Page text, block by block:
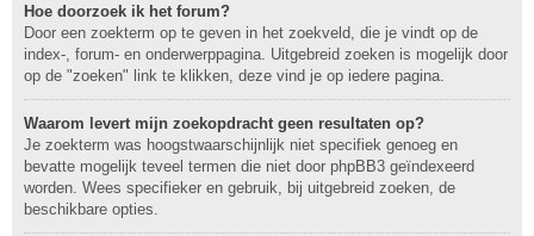
Hoe doorzoek ik het forum?
Door een zoekterm op te geven in het zoekveld, die je vindt op de
index-, forum- en onderwerppagina. Uitgebreid zoeken is mogelijk door
op de "zoeken" link te klikken, deze vind je op iedere pagina.
Waarom levert mijn zoekopdracht geen resultaten op?
Je zoekterm was hoogstwaarschijnlijk niet specifiek genoeg en
bevatte mogelijk teveel termen die niet door phpBB3 geïndexeerd
worden. Wees specifieker en gebruik, bij uitgebreid zoeken, de
beschikbare opties.